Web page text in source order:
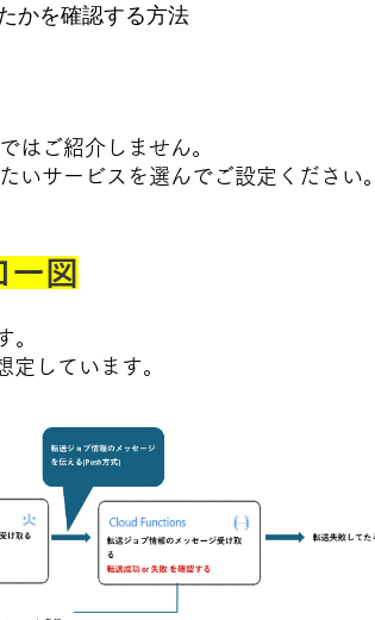
かを確認する方法
はご紹介しません。
いサービスを選んでご設定ください。
図
。
定しています。